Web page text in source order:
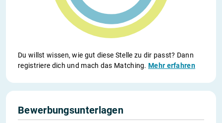
Du willst wissen, wie gut diese Stelle zu dir passt? Dann
registriere dich und mach das Matching.Mehr erfahren
Bewerbungsunterlagen